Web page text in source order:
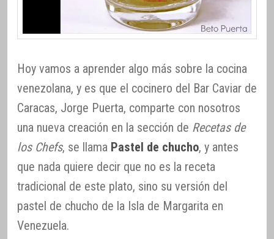
Hoy vamos a aprender algo más sobre la cocina
venezolana, y es que el cocinero del Bar Caviar de
Caracas, Jorge Puerta, comparte con nosotros
una nueva creación en la sección de Recetas de
los Chefs, se llama Pastel de chucho, y antes
que nada quiere decir que no es la receta
tradicional de este plato, sino su versión del
pastel de chucho de la Isla de Margarita en
Venezuela.